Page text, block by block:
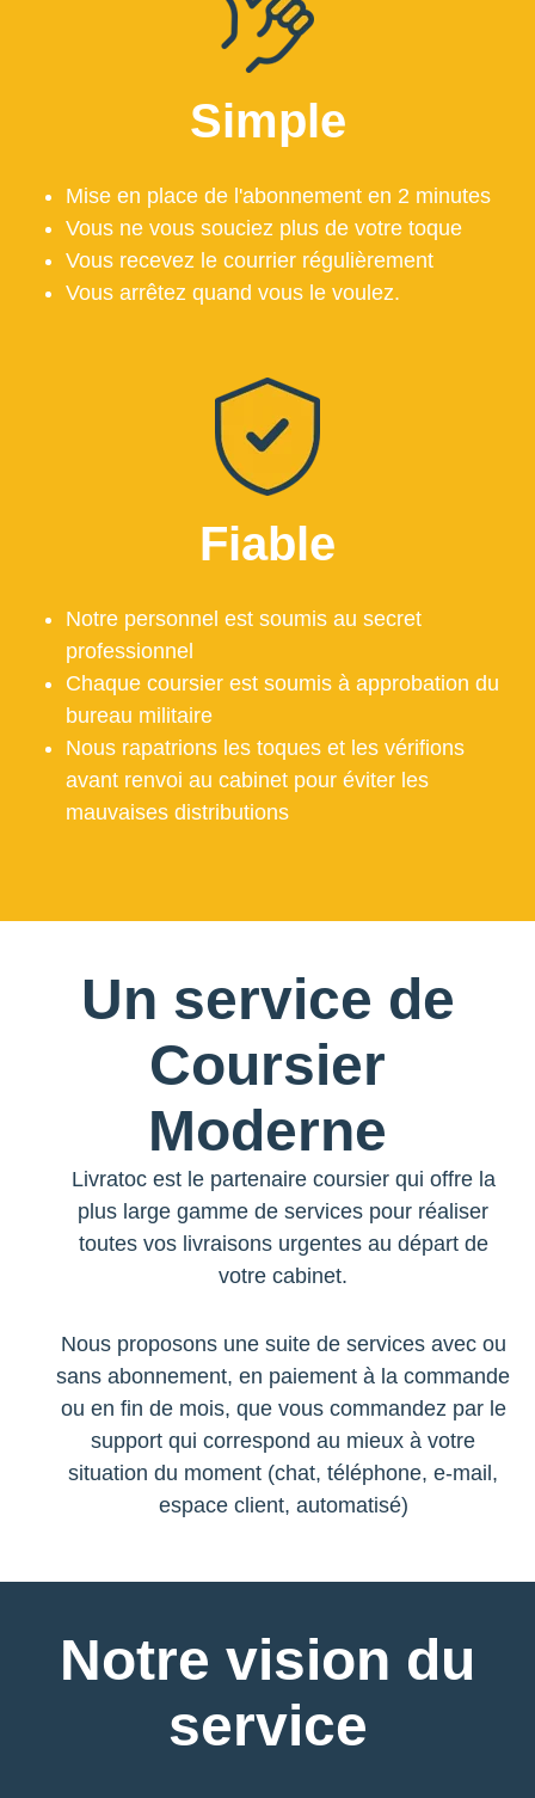
Simple
Mise en place de l'abonnement en 2 minutes
Vous ne vous souciez plus de votre toque
Vous recevez le courrier régulièrement
Vous arrêtez quand vous le voulez.
Fiable
Notre personnel est soumis au secret
professionnel
Chaque coursier est soumis à approbation du
bureau militaire
Nous rapatrions les toques et les vérifions
avant renvoi au cabinet pour éviter les
mauvaises distributions
Un service de
Coursier
Moderne
Livratoc est le partenaire coursier qui offre la
plus large gamme de services pour réaliser
toutes vos livraisons urgentes au départ de
votre cabinet.
Nous proposons une suite de services avec ou
sans abonnement, en paiement à la commande
ou en fin de mois, que vous commandez par le
support qui correspond au mieux à votre
situation du moment (chat, téléphone, e-mail,
espace client, automatisé)
Notre vision du
service